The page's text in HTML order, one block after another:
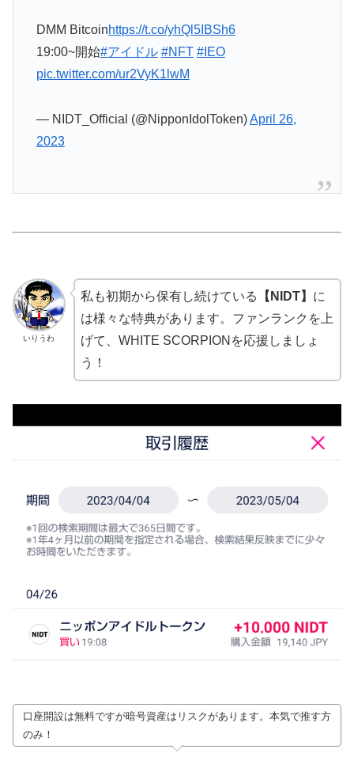
DMM Bitcoinhttps://t.co/yhQl5IBSh6
19:00~開始#アイドル #NFT #IEO
pic.twitter.com/ur2VyK1lwM
— NIDT_Official (@NipponIdolToken)April 26,
2023
いりうわ
私も初期から保有し続けている 【NIDT】 に
は様々な特典があります。ファンランクを上
げて、WHITE SCORPIONを応援しましょ
う！
口座開設は無料ですが暗号資産はリスクがあります。本気で推す方
のみ！